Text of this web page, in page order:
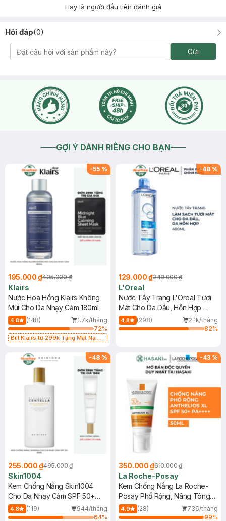
Hãy là người đầu tiên đánh giá
Hỏi đáp(0)
Gửi
GỢI Ý DÀNH RIÊNG CHO BẠN
-55 %
195.000 ₫435.000 ₫
Klairs
Nước Hoa Hồng Klairs Không
Mùi Cho Da Nhạy Cảm 180ml
4.8 (148)
1.7k/tháng
72%
Bill Klairs từ 299k Tặng Mặt Nạ
25ml (SL Có Hạn)
-48 %
129.000 ₫249.000 ₫
L'Oreal
Nước Tẩy Trang L'Oreal Tươi
Mát Cho Da Dầu, Hỗn Hợp
400ml
4.8 (298)
2.1k/tháng
82%
-48 %
255.000 ₫495.000 ₫
Skin1004
Kem Chống Nắng Skin1004
Cho Da Nhạy Cảm SPF 50+
50ml
4.8 (119)
944/tháng
64%
-43 %
350.000 ₫610.000 ₫
La Roche-Posay
Kem Chống Nắng La Roche-
Posay Phổ Rộng, Nâng Tông
Kiềm Dầu 50ml
4.9 (28)
736/tháng
99%